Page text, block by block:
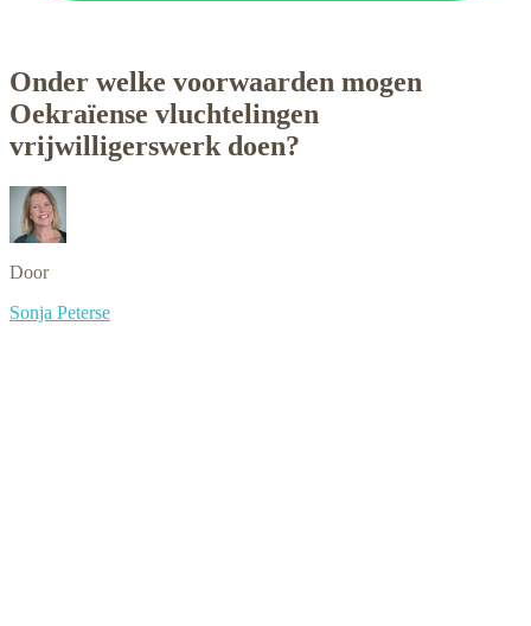
Onder welke voorwaarden mogen
Oekraïense vluchtelingen
vrijwilligerswerk doen?
Door
Sonja Peterse